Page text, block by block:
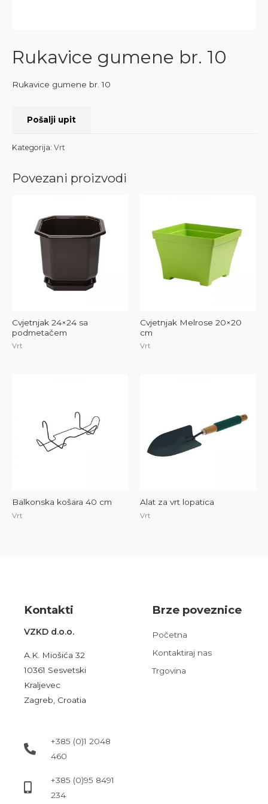
Rukavice gumene br. 10
Rukavice gumene br. 10
Pošalji upit
Kategorija: Vrt
Povezani proizvodi
Cvjetnjak 24×24 sa
podmetačem
Vrt
Cvjetnjak Melrose 20×20
cm
Vrt
Balkonska košara 40 cm
Vrt
Alat za vrt lopatica
Vrt
Kontakti
VZKD d.o.o.
A.K. Miošića 32
10361 Sesvetski
Kraljevec
Zagreb, Croatia
+385 (0)1 2048
460
+385 (0)95 8491
234
Brze poveznice
Početna
Kontaktiraj nas
Trgovina